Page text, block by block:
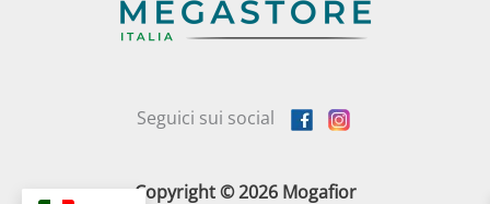
Seguici sui social
Copyright © 2026 Mogafior